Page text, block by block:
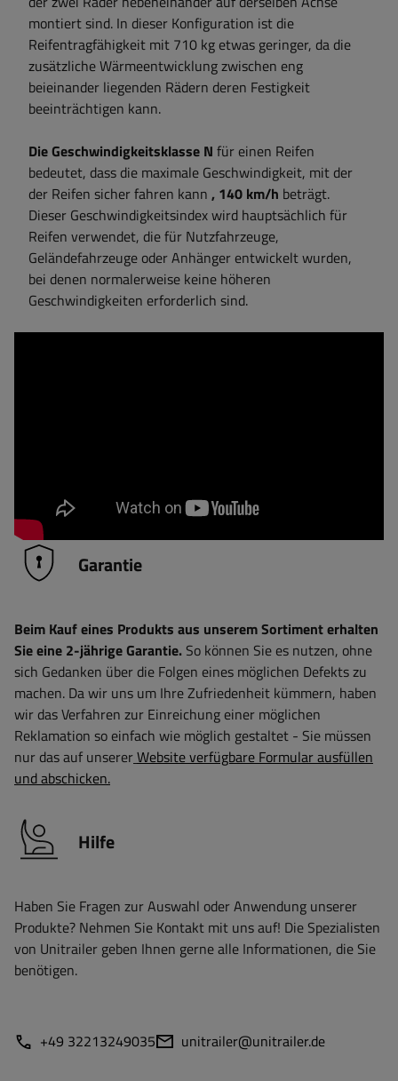
montiert sind. In dieser Konfiguration ist die
Reifentragfähigkeit mit 710 kg etwas geringer, da die
zusätzliche Wärmeentwicklung zwischen eng
beieinander liegenden Rädern deren Festigkeit
beeinträchtigen kann.
Die Geschwindigkeitsklasse N für einen Reifen
bedeutet, dass die maximale Geschwindigkeit, mit der
der Reifen sicher fahren kann , 140 km/h beträgt.
Dieser Geschwindigkeitsindex wird hauptsächlich für
Reifen verwendet, die für Nutzfahrzeuge,
Geländefahrzeuge oder Anhänger entwickelt wurden,
bei denen normalerweise keine höheren
Geschwindigkeiten erforderlich sind.
Garantie
Beim Kauf eines Produkts aus unserem Sortiment erhalten
Sie eine 2-jährige Garantie. So können Sie es nutzen, ohne
sich Gedanken über die Folgen eines möglichen Defekts zu
machen. Da wir uns um Ihre Zufriedenheit kümmern, haben
wir das Verfahren zur Einreichung einer möglichen
Reklamation so einfach wie möglich gestaltet - Sie müssen
nur das auf unsererWebsite verfügbare Formular ausfüllen
und abschicken.
Hilfe
Haben Sie Fragen zur Auswahl oder Anwendung unserer
Produkte? Nehmen Sie Kontakt mit uns auf! Die Spezialisten
von Unitrailer geben Ihnen gerne alle Informationen, die Sie
benötigen.
+49 32213249035 unitrailer@unitrailer.de